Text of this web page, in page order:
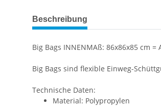
weitere Registerkarten anzeigen
Beschreibung
Big Bags INNENMAß: 86x86x85 cm =
Big Bags sind flexible Einweg-
Technische Daten:
Material: Polypropylen